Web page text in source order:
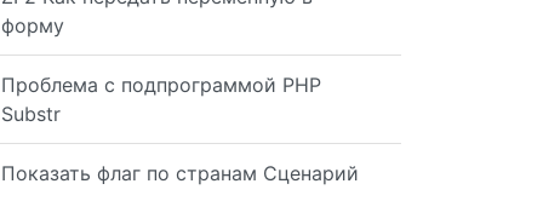
форму
Проблема с подпрограммой PHP
Substr
Показать флаг по странам Сценарий